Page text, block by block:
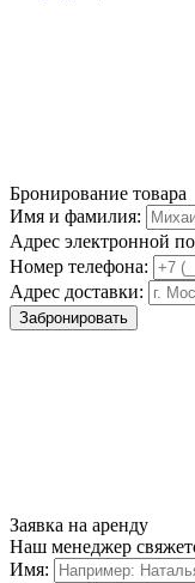
Бронирование товара
Имя и фамилия:
Адрес электронной
Номер телефона:
Адрес доставки:
Забронировать
Заявка на аренду
Наш менеджер
Имя: